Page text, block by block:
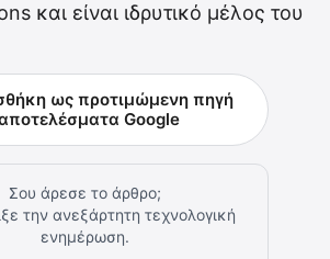
και είναι ιδρυτικό μέλος του
ως προτιμώμενη πηγή
Google
Σου άρεσε το άρθρο;
την ανεξάρτητη τεχνολογική
ενημέρωση.